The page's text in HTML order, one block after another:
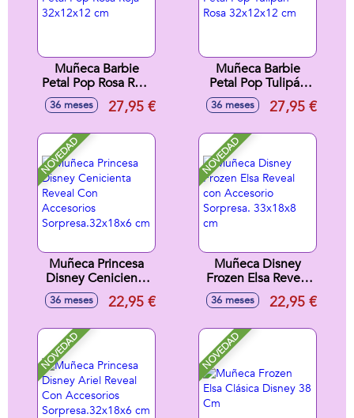
Muñeca Barbie
Petal Pop Rosa Roja
32x12x12 cm
36 meses 27,95 €
Muñeca Barbie
Petal Pop Tulipán
Rosa 32x12x12 cm
36 meses 27,95 €
NOVEDAD
Muñeca Princesa
Disney Cenicienta
Reveal Con
Accesorios
cm
36 meses 22,95 €
NOVEDAD
Muñeca Disney
Frozen Elsa Reveal
con Accesorio
Sorpresa. 33x18x8
36 meses 22,95 €
NOVEDAD NOVEDAD